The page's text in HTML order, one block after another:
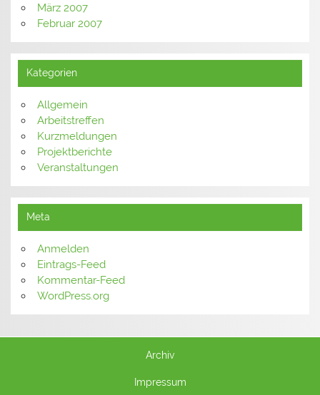
März 2007
Februar 2007
Kategorien
Allgemein
Arbeitstreffen
Kurzmeldungen
Projektberichte
Veranstaltungen
Meta
Anmelden
Eintrags-Feed
Kommentar-Feed
WordPress.org
Archiv
Impressum